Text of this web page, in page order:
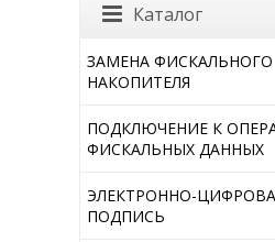
Каталог
ЗАМЕНА ФИСКАЛЬНОГО
НАКОПИТЕЛЯ
ПОДКЛЮЧЕНИЕ К
ФИСКАЛЬНЫХ ДАННЫХ
ЭЛЕКТРОННО-
ПОДПИСЬ